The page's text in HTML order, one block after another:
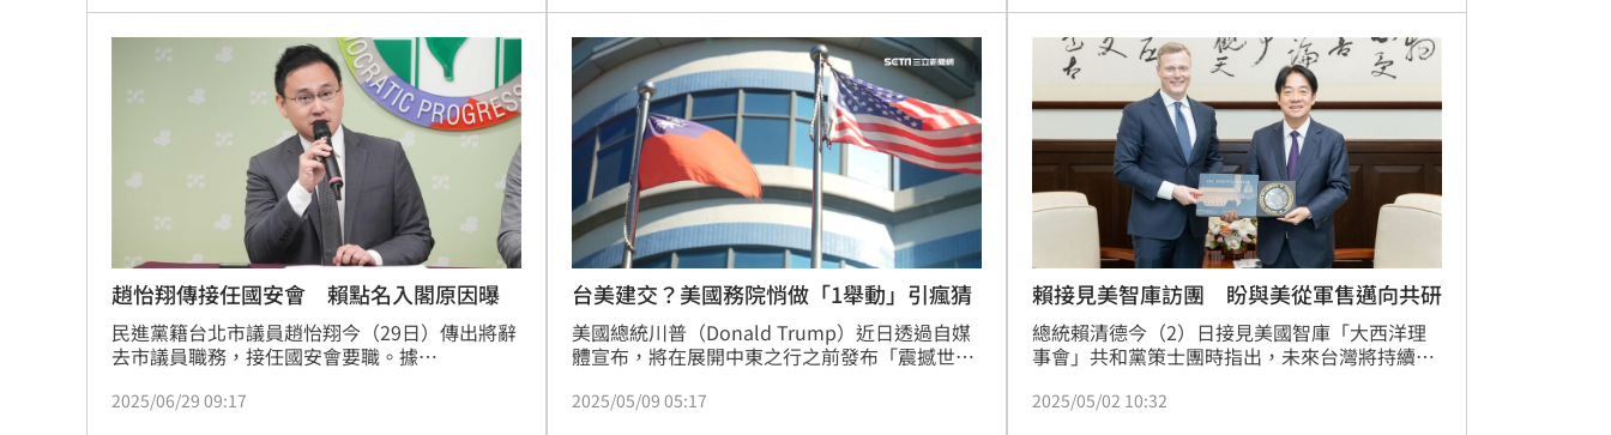
年活動後，相繼與國民黨政要會晤，繼台北市長
蔣萬安後，今（9）日AIT公布與立法院長韓國瑜
與副院長江啟臣見面的照片。
路線可能正在轉向。
趙怡翔傳接任國安會 賴點名入閣原因曝
民進黨籍台北市議員趙怡翔今（29日）傳出將辭
去市議員職務，接任國安會要職。據
賴清德去年就曾延攬其繼續在國際事務上發揮長
2025/06/29 09:17
台美建交？美國務院悄做「1舉動」引瘋猜
美國總統川普（Donald Trump）近日透過自媒
體宣布，將在展開中東之行之前發布「震撼世
說是「驚天動地的積極發展」，引發全球熱議。
2025/05/09 05:17
賴接見美智庫訪團 盼與美從軍售邁向共研
總統賴清德今（2）日接見美國智庫「大西洋理
事會」共和黨策士團時指出，未來台灣將持續向
方安全合作，能從「軍售」邁向「共同研發、共
2025/05/02 10:32